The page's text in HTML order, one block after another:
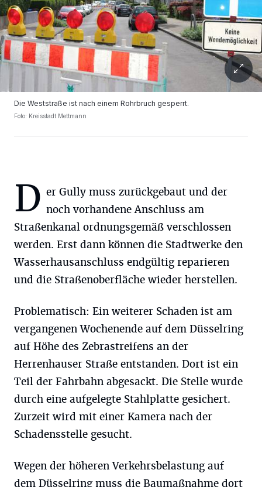
Die Weststraße ist nach einem Rohrbruch gesperrt.
Foto: Kreisstadt Mettmann
D er Gully muss zurückgebaut und der
noch vorhandene Anschluss am
Straßenkanal ordnungsgemäß verschlossen
werden. Erst dann können die Stadtwerke den
Wasserhausanschluss endgültig reparieren
und die Straßenoberfläche wieder herstellen.
Problematisch: Ein weiterer Schaden ist am
vergangenen Wochenende auf dem Düsselring
auf Höhe des Zebrastreifens an der
Herrenhauser Straße entstanden. Dort ist ein
Teil der Fahrbahn abgesackt. Die Stelle wurde
durch eine aufgelegte Stahlplatte gesichert.
Zurzeit wird mit einer Kamera nach der
Schadensstelle gesucht.
Wegen der höheren Verkehrsbelastung auf
dem Düsselring muss die Baumaßnahme dort